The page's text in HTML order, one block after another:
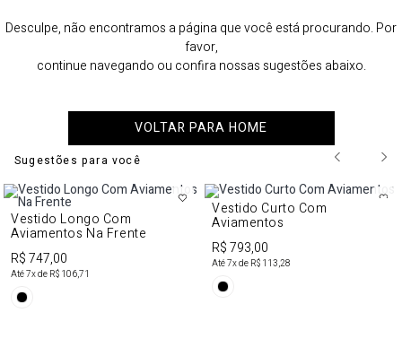
Desculpe, não encontramos a página que você está procurando. Por
favor,
continue navegando ou confira nossas sugestões abaixo.
VOLTAR PARA HOME
Sugestões para você
Vestido Longo Com
Aviamentos Na Frente
R$ 747,00
Até7x de R$ 106,71
Vestido Curto Com
Aviamentos
R$ 793,00
Até7x de R$ 113,28